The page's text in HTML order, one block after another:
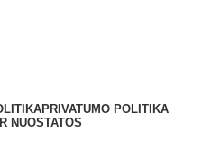
PRIVATUMO POLITIKA
NUOSTATOS